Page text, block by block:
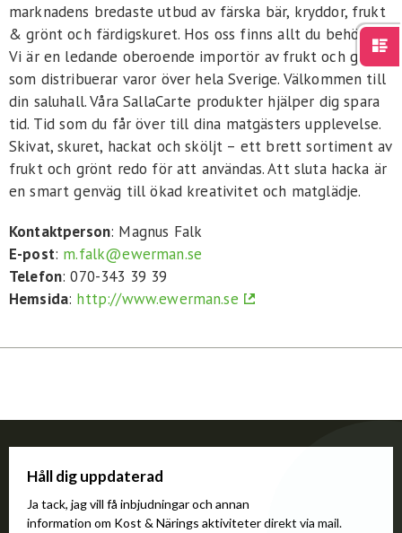
För studenter English
marknadens bredaste utbud av färska bär, kryddor, frukt
& grönt och färdigskuret. Hos oss finns allt du behöver.
Vi är en ledande oberoende importör av frukt och grönt
som distribuerar varor över hela Sverige. Välkommen till
din saluhall. Våra SallaCarte produkter hjälper dig spara
tid. Tid som du får över till dina matgästers upplevelse.
Skivat, skuret, hackat och sköljt – ett brett sortiment av
frukt och grönt redo för att användas. Att sluta hacka är
en smart genväg till ökad kreativitet och matglädje.
Kontaktperson: Magnus Falk
E-post: m.falk@ewerman.se
Telefon: 070-343 39 39
Hemsida: http://www.ewerman.se
Håll dig uppdaterad
Ja tack, jag vill få inbjudningar och annan
information om Kost & Närings aktiviteter direkt via mail.